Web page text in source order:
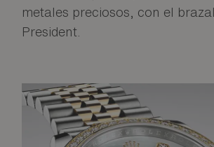
metales preciosos, con el
President.